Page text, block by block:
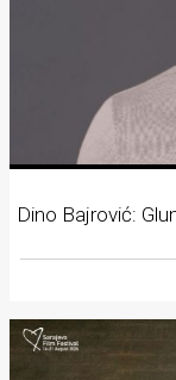
Dino Bajrović: